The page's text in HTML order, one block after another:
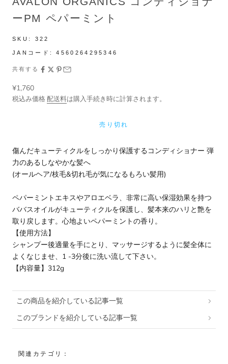
ーPM ペパーミント
SKU: 322
JANコード:4560264295346
共有する
セール価格
¥1,760
税込み価格配送料は購入手続き時に計算されます。
売り切れ
傷んだキューティクルをしっかり保護するコンディショナー 弾
力のあるしなやかな髪へ
(オールヘア/枝毛&切れ毛が気になるもろい髪用)
ペパーミントエキスやアロエベラ、非常に高い保湿効果を持つ
ババスオイルがキューティクルを保護し、髪本来のハリと艶を
取り戻します。心地よいペパーミントの香り。
【使用方法】
シャンプー後適量を手にとり、マッサージするように髪全体に
よくなじませ、1 -3分後に洗い流して下さい。
【内容量】312g
この商品を紹介している記事一覧
このブランドを紹介している記事一覧
関連カテゴリ：